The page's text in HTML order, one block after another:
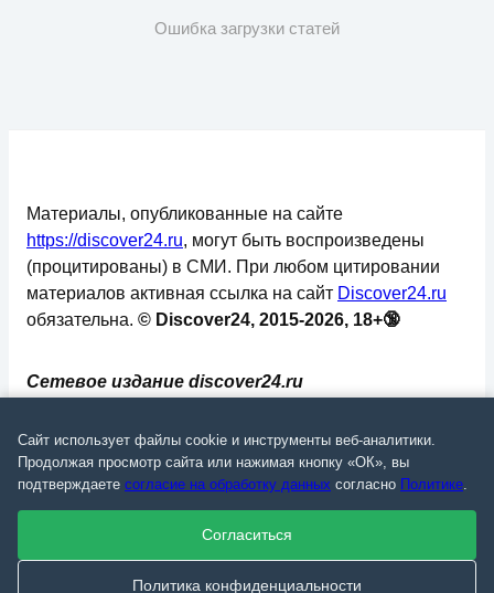
Ошибка загрузки статей
✅ 📄 💬 🔐 📝 ⚙️
Сетевое издание discover24.ru
надзору в сфере связи, информационных
технологий и массовых коммуникаций
(Роскомнадзор). Регистрационный номер: ЭЛ №
ФС 77 - 73793.
Материалы, опубликованные на сайте
https://discover24.ru, могут быть воспроизведены
(процитированы) в СМИ. При любом цитировании
материалов активная ссылка на сайт Discover24.ru
обязательна. © Discover24, 2015-2026, 18+🔞
Сайт использует файлы cookie и инструменты веб-аналитики.
Продолжая просмотр сайта или нажимая кнопку «ОК», вы
подтверждаете согласие на обработку данных согласно Политике.
Согласиться
Политика конфиденциальности